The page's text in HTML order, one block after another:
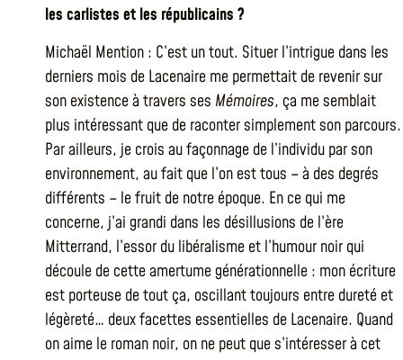
les carlistes et les républicains ?
Michaël Mention : C’est un tout. Situer l’intrigue dans les
derniers mois de Lacenaire me permettait de revenir sur
son existence à travers ses Mémoires, ça me semblait
plus intéressant que de raconter simplement son parcours.
Par ailleurs, je crois au façonnage de l’individu par son
environnement, au fait que l’on est tous – à des degrés
différents – le fruit de notre époque. En ce qui me
concerne, j’ai grandi dans les désillusions de l’ère
Mitterrand, l’essor du libéralisme et l’humour noir qui
découle de cette amertume générationnelle : mon écriture
est porteuse de tout ça, oscillant toujours entre dureté et
légèreté… deux facettes essentielles de Lacenaire. Quand
on aime le roman noir, on ne peut que s’intéresser à cet